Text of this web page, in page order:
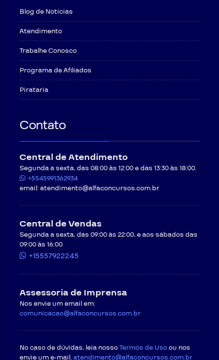
Blog de Notícias
Atendimento
Trabalhe Conosco
Programa de Afiliados
Pirataria
Contato
Central de Atendimento
Segunda a sexta, das 08:00 às 12:00 e das 13:30 às 18:00.
+5545991362934
email:atendimento@alfaconcursos.com.br
Central de Vendas
Segunda a sexta, das 09:00 às 22:00, e aos sábados das
09:00 às 16:00
+15557922245
Assessoria de Imprensa
Nos envie um email em:
comunicacao@alfaconcursos.com.br
No caso de dúvidas, leia nossoTermos de Usoou nos
envie um e-mail.atendimento@alfaconcursos.com.br